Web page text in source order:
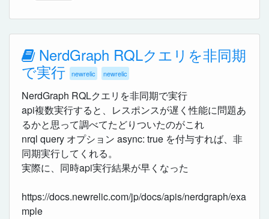
NerdGraph RQLクエリを非同期
で実行
newrelic newrelic
NerdGraph RQLクエリを非同期で実行
api複数実行すると、レスポンスが遅く性能に問題あ
るかと思って調べてたどりついたのがこれ
nrql query オプション async: true を付与すれば、非
同期実行してくれる。
実際に、同時api実行結果が早くなった
https://docs.newrelic.com/jp/docs/apis/nerdgraph/exa
mple